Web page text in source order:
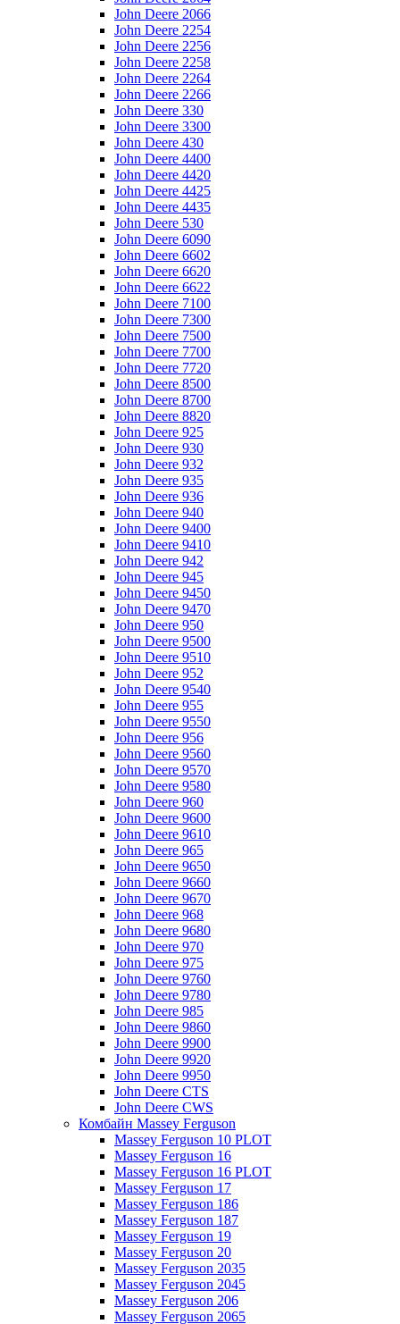
John Deere 2066
John Deere 2254
John Deere 2256
John Deere 2258
John Deere 2264
John Deere 2266
John Deere 330
John Deere 3300
John Deere 430
John Deere 4400
John Deere 4420
John Deere 4425
John Deere 4435
John Deere 530
John Deere 6090
John Deere 6602
John Deere 6620
John Deere 6622
John Deere 7100
John Deere 7300
John Deere 7500
John Deere 7700
John Deere 7720
John Deere 8500
John Deere 8700
John Deere 8820
John Deere 925
John Deere 930
John Deere 932
John Deere 935
John Deere 936
John Deere 940
John Deere 9400
John Deere 9410
John Deere 942
John Deere 945
John Deere 9450
John Deere 9470
John Deere 950
John Deere 9500
John Deere 9510
John Deere 952
John Deere 9540
John Deere 955
John Deere 9550
John Deere 956
John Deere 9560
John Deere 9570
John Deere 9580
John Deere 960
John Deere 9600
John Deere 9610
John Deere 965
John Deere 9650
John Deere 9660
John Deere 9670
John Deere 968
John Deere 9680
John Deere 970
John Deere 975
John Deere 9760
John Deere 9780
John Deere 985
John Deere 9860
John Deere 9900
John Deere 9920
John Deere 9950
John Deere CTS
John Deere CWS
Комбайн Massey Ferguson
Massey Ferguson 10 PLOT
Massey Ferguson 16
Massey Ferguson 16 PLOT
Massey Ferguson 17
Massey Ferguson 186
Massey Ferguson 187
Massey Ferguson 19
Massey Ferguson 20
Massey Ferguson 2035
Massey Ferguson 2045
Massey Ferguson 206
Massey Ferguson 2065